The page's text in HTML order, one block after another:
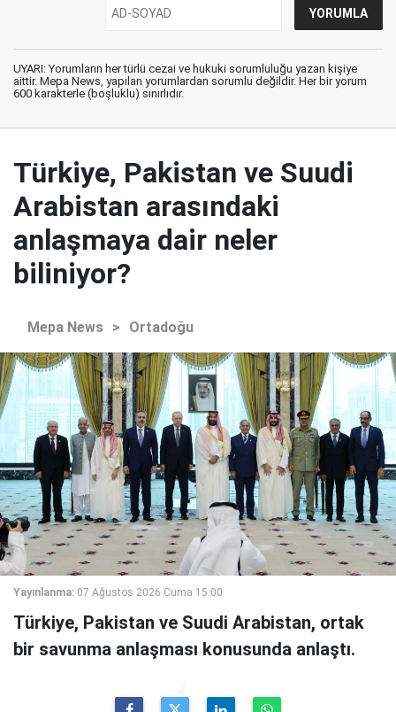
UYARI: Yorumların her türlü cezai ve hukuki sorumluluğu yazan kişiye
aittir. Mepa News, yapılan yorumlardan sorumlu değildir. Her bir yorum
600 karakterle (boşluklu) sınırlıdır.
Türkiye, Pakistan ve Suudi
Arabistan arasındaki
anlaşmaya dair neler
biliniyor?
Mepa News > Ortadoğu
Yayınlanma: 07 Ağustos 2026 Cuma 15:00
Türkiye, Pakistan ve Suudi Arabistan, ortak
bir savunma anlaşması konusunda anlaştı.